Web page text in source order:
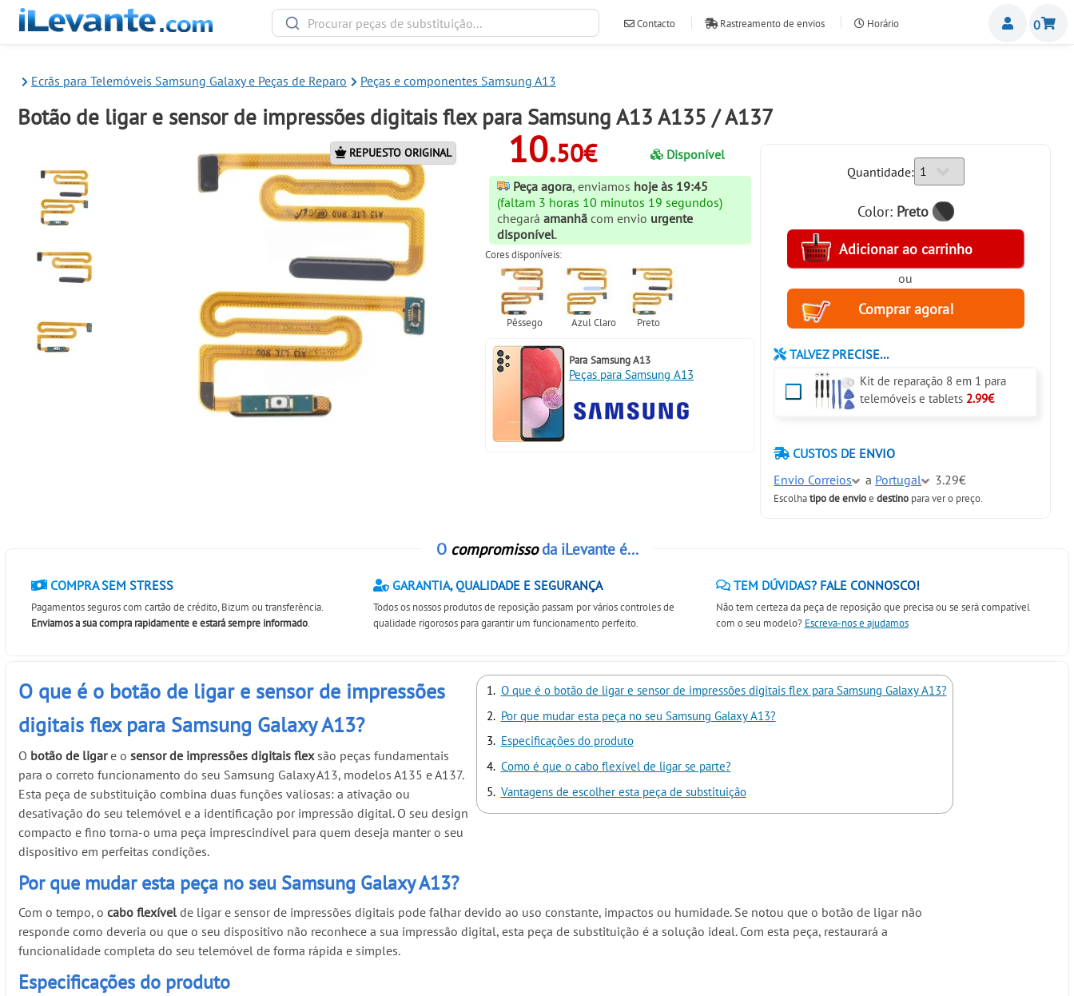
Contacto Rastreamento de envios Horário 0
Ecrãs para Telemóveis Samsung Galaxy e Peças de Reparo Peças e componentes Samsung A13
Botão de ligar e sensor de impressões digitais flex para Samsung A13 A135 / A137
REPUESTO ORIGINAL 10.50€
Disponível
Peça agora, enviamos hoje às 19:45
(faltam 3 horas 10 minutos 18 segundos)
chegaráamanhã com envio urgente
disponível.
Cores disponíveis:
Para Samsung A13
Peças para Samsung A13
Quantidade:
Color: Preto
ou
TALVEZ PRECISE...
Kit de reparação 8 em 1 para
telemóveis e tablets 2.99€
CUSTOS DE ENVIO
Envio Correios
a Portugal 3.29€
Escolhatipo de envioedestino para ver o preço.
O compromissoda iLevante é...
COMPRA SEM STRESS
Pagamentos seguros com cartão de crédito, Bizum ou transferência.
Enviamos a sua compra rapidamente e estará sempre informado.
GARANTIA, QUALIDADE E SEGURANÇA
Todos os nossos produtos de reposição passam por vários controles de
qualidade rigorosos para garantir um funcionamento perfeito.
TEM DÚVIDAS? FALE CONNOSCO!
Não tem certeza da peça de reposição que precisa ou se será compatível
com o seu modelo? Escreva-nos e ajudamos
O que é o botão de ligar e sensor de impressões digitais flex para Samsung Galaxy A13?
Por que mudar esta peça no seu Samsung Galaxy A13?
Especificações do produto
Como é que o cabo flexível de ligar se parte?
Vantagens de escolher esta peça de substituição
O que é o botão de ligar e sensor de impressões
digitais flex para Samsung Galaxy A13?
O botão de ligare osensor de impressões digitais flexsão peças fundamentais
para o correto funcionamento do seu Samsung Galaxy A13, modelos A135 e A137.
Esta peça de substituição combina duas funções valiosas: a ativação ou
desativação do seu telemóvel e a identificação por impressão digital. O seu design
compacto e fino torna-o uma peça imprescindível para quem deseja manter o seu
dispositivo em perfeitas condições.
Por que mudar esta peça no seu Samsung Galaxy A13?
Com o tempo, ocabo flexível de ligar e sensor de impressões digitais pode falhar devido ao uso constante, impactos ou humidade. Se notou que o botão de ligar não
responde como deveria ou que o seu dispositivo não reconhece a sua impressão digital, esta peça de substituição é a solução ideal. Com esta peça, restaurará a
funcionalidade completa do seu telemóvel de forma rápida e simples.
Especificações do produto